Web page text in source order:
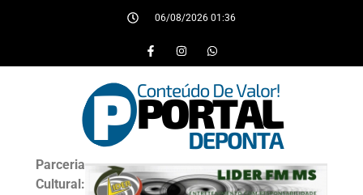
06/08/2026 01:36
Parceria
Cultural: